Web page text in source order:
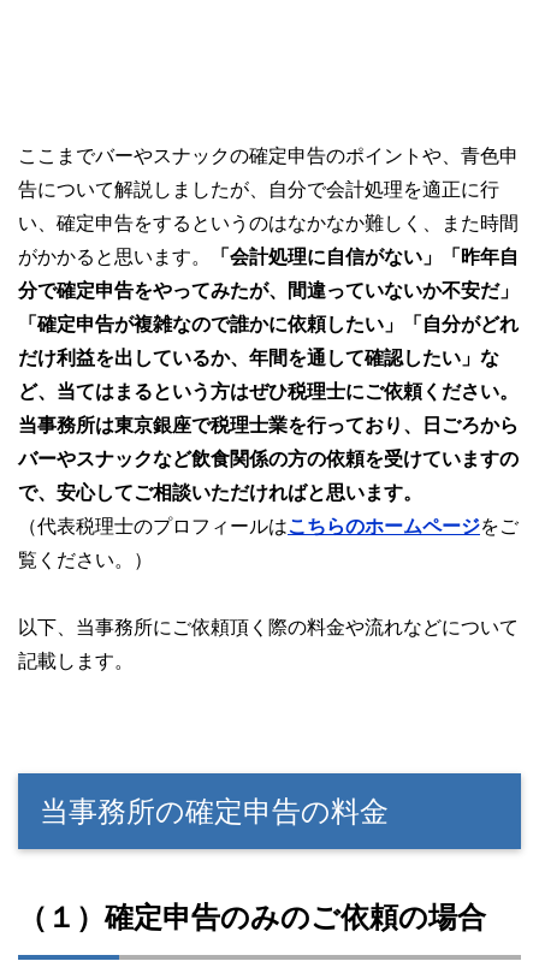
ここまでバーやスナックの確定申告のポイントや、青色申
告について解説しましたが、自分で会計処理を適正に行
い、確定申告をするというのはなかなか難しく、また時間
がかかると思います。
「会計処理に自信がない」「昨年自
分で確定申告をやってみたが、間違っていないか不安だ」
「確定申告が複雑なので誰かに依頼したい」「自分がどれ
だけ利益を出しているか、年間を通して確認したい」な
ど、当てはまるという方はぜひ税理士にご依頼ください。
当事務所は東京銀座で税理士業を行っており、日ごろから
バーやスナックなど飲食関係の方の依頼を受けていますの
で、安心してご相談いただければと思います。
（代表税理士のプロフィールはこちらのホームページをご
覧ください。）
以下、当事務所にご依頼頂く際の料金や流れなどについて
記載します。
当事務所の確定申告の料金
（１）確定申告のみのご依頼の場合